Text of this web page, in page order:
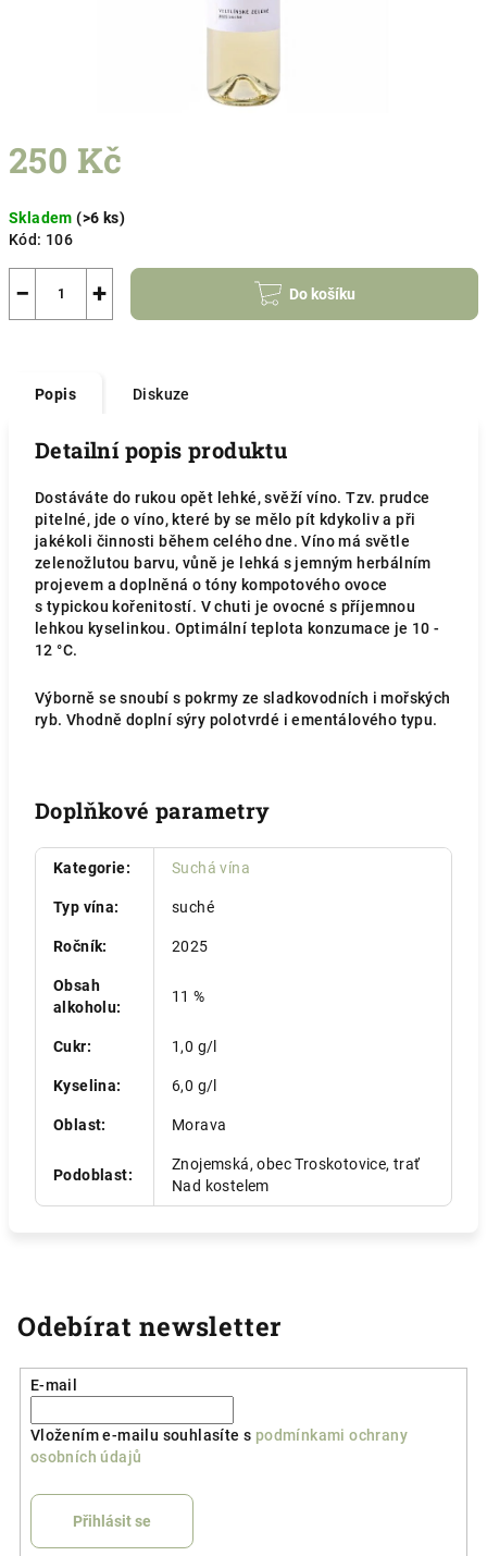
250 Kč
cena:
Skladem(>6 ks)
Kód: 106
+
− Do košíku
Popis Diskuze
Detailní popis produktu
Dostáváte do rukou opět lehké, svěží víno. Tzv. prudce
pitelné, jde o víno, které by se mělo pít kdykoliv a při
jakékoli činnosti během celého dne. Víno má světle
zelenožlutou barvu, vůně je lehká s jemným herbálním
projevem a doplněná o tóny kompotového ovoce
s typickou kořenitostí. V chuti je ovocné s příjemnou
lehkou kyselinkou. Optimální teplota konzumace je 10 -
12 °C.
Výborně se snoubí s pokrmy ze sladkovodních i mořských
ryb. Vhodně doplní sýry polotvrdé i ementálového typu.
Doplňkové parametry
Kategorie: Suchá vína
Typ vína: suché
Ročník: 2025
Obsah
alkoholu:
11 %
Cukr: 1,0 g/l
Kyselina: 6,0 g/l
Oblast: Morava
Podoblast:
Znojemská, obec Troskotovice, trať
Nad kostelem
Odebírat newsletter
E-mail
Vložením e-mailu souhlasíte s podmínkami ochrany
osobních údajů
Přihlásit se